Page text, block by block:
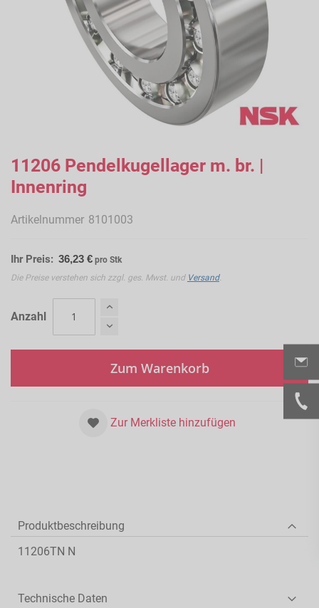
Anfang
der
Bildergalerie
11206 Pendelkugellager m. br. |
Innenring
Artikelnummer 8101003
Ihr Preis: 36,23 € pro Stk
Die Preise verstehen sich zzgl. ges. Mwst. und Versand.
Anzahl
Zum Warenkorb
Zur Merkliste hinzufügen
Produktbeschreibung
11206TN N
Technische Daten